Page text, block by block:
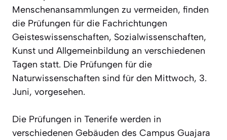
Menschenansammlungen zu vermeiden, finden
die Prüfungen für die Fachrichtungen
Geisteswissenschaften, Sozialwissenschaften,
Kunst und Allgemeinbildung an verschiedenen
Tagen statt. Die Prüfungen für die
Naturwissenschaften sind für den Mittwoch, 3.
Juni, vorgesehen.
Die Prüfungen in Tenerife werden in
verschiedenen Gebäuden des Campus Guajara